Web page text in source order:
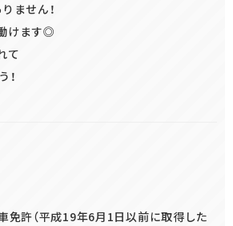
り！
かけて
ポートします。
も聞けますよ^^
ません！
けます◎
て
！
許（平成19年6月1日以前に取得した